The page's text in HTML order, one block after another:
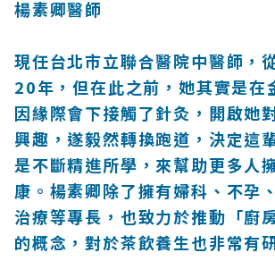
楊素卿醫師
現任台北市立聯合醫院中醫師，
20年，但在此之前，她其實是在
因緣際會下接觸了針灸，開啟她
興趣，遂毅然轉換跑道，決定這
是不斷精進所學，來幫助更多人
康。楊素卿除了擁有婦科、不孕
治療等專長，也致力於推動「廚
的概念，對於茶飲養生也非常有